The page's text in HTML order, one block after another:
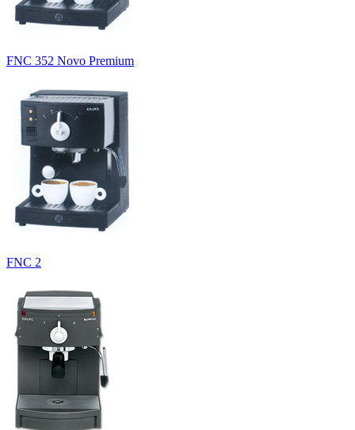
FNC 352 Novo Premium
FNC 2